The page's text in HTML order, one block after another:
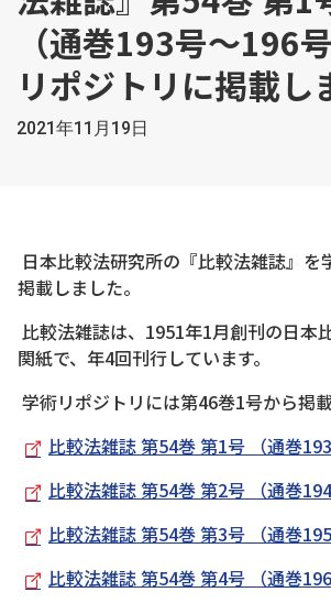
（通巻193号～196
リポジトリに掲載し
2021年11月19日
日本比較法研究所の『比較法雑誌』を
掲載しました。
比較法雑誌は、1951年1月創刊の日本
関紙で、年4回刊行しています。
学術リポジトリには第46巻1号から掲載
比較法雑誌 第54巻 第1号 （通巻193
比較法雑誌 第54巻 第2号 （通巻194
比較法雑誌 第54巻 第3号 （通巻195
比較法雑誌 第54巻 第4号 （通巻196